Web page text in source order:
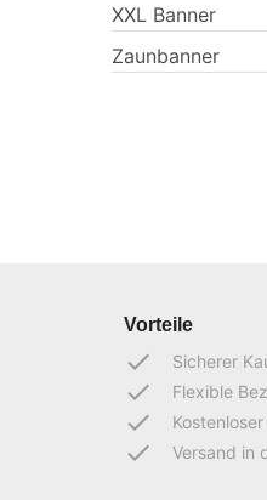
XXL Banner
Zaunbanner
Vorteile
done Sicherer
done Flexible
done
done Versand in